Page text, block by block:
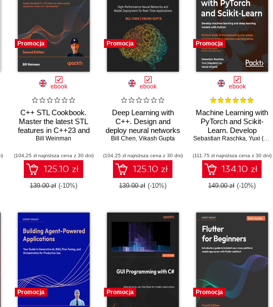
Promocja
ebook
C++ STL Cookbook.
Master the latest STL
features in C++23 and
26 with practical
development - Second
Edition
Bill Weinman
(104,25 zł najniższa cena z 30 dni)
125.10 zł
139.00 zł (-10%)
Promocja
ebook
Deep Learning with
C++. Design and
deploy neural networks
using CUDA for high-
Bill Chen, Vikash Gupta
(104,25 zł najniższa cena z 30 dni)
125.10 zł
139.00 zł (-10%)
Promocja
ebook
Machine Learning with
PyTorch and Scikit-
Learn. Develop
machine learning and
with Python
Sebastian Raschka, Yuxi (Hayden) Liu
(111,75 zł najniższa cena z 30 dni)
134.10 zł
149.00 zł (-10%)
Promocja Promocja Promocja